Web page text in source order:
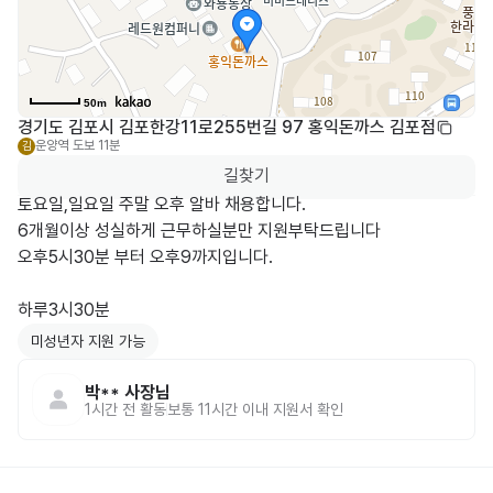
50m
경기도 김포시 김포한강11로255번길 97 홍익돈까스 김포점
김 운양역 도보 11분
길찾기
토요일,일요일 주말 오후 알바 채용합니다.
6개월이상 성실하게 근무하실분만 지원부탁드립니다
오후5시30분 부터 오후9까지입니다.
하루3시30분
미성년자 지원 가능
박** 사장님
1시간 전 활동보통 11시간 이내 지원서 확인